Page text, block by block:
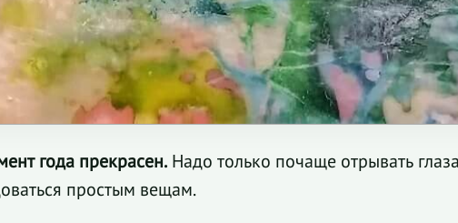
года прекрасен. Надо только почаще отрывать
простым вещам.